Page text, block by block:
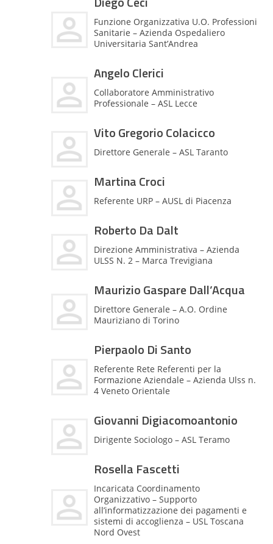
Funzione Organizzativa U.O. Professioni
Sanitarie – Azienda Ospedaliero
Universitaria Sant’Andrea
Angelo Clerici
Collaboratore Amministrativo
Professionale – ASL Lecce
Vito Gregorio Colacicco
Direttore Generale – ASL Taranto
Martina Croci
Referente URP – AUSL di Piacenza
Roberto Da Dalt
Direzione Amministrativa – Azienda
ULSS N. 2 – Marca Trevigiana
Maurizio Gaspare Dall’Acqua
Direttore Generale – A.O. Ordine
Mauriziano di Torino
Pierpaolo Di Santo
Referente Rete Referenti per la
Formazione Aziendale – Azienda Ulss n.
4 Veneto Orientale
Giovanni Digiacomoantonio
Dirigente Sociologo – ASL Teramo
Rosella Fascetti
Incaricata Coordinamento
Organizzativo – Supporto
all’informatizzazione dei pagamenti e
sistemi di accoglienza – USL Toscana
Nord Ovest